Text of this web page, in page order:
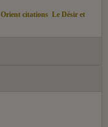
Orient citations Le Désir et